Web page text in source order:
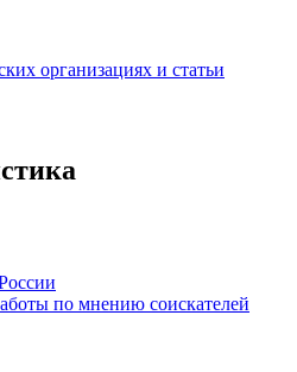
организациях и статьи
по мнению соискателей